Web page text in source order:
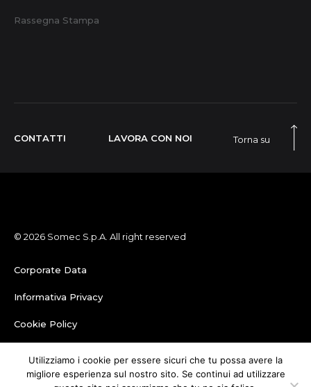
Rassegna Stampa
CONTATTI LAVORA CON NOI Torna su
© 2026 Somec S.p.A. All right reserved
Corporate Data
Informativa Privacy
Cookie Policy
Utilizziamo i cookie per essere sicuri che tu possa avere la
migliore esperienza sul nostro sito. Se continui ad utilizzare